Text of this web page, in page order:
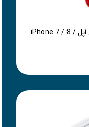
کاور مدل صدفی مناسب برای گوشی موبایل اپل iPhone 7 / 8 /